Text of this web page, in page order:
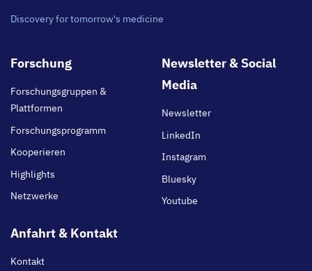
Discovery for tomorrow's medicine
Footer
Forschung
Forschungsgruppen &
Plattformen
Forschungsprogramm
Kooperieren
Highlights
Netzwerke
Newsletter & Social
Media
Newsletter
LinkedIn
Instagram
Bluesky
Youtube
Anfahrt & Kontakt
Kontakt